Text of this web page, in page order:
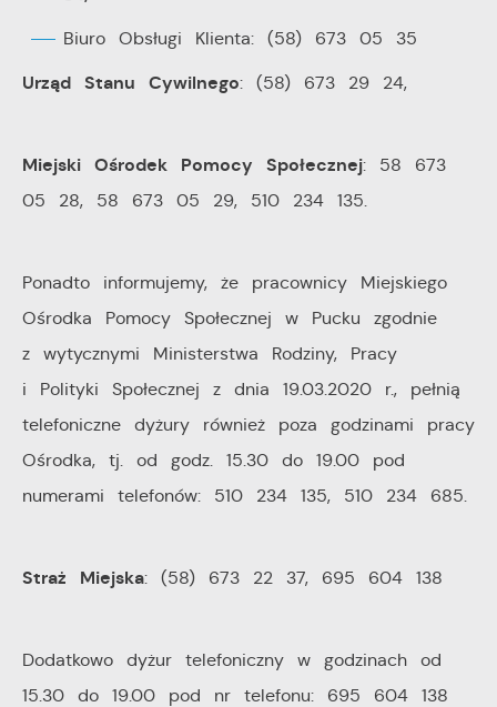
Biuro Obsługi Klienta: (58) 673 05 35
Urząd Stanu Cywilnego: (58) 673 29 24,
Miejski Ośrodek Pomocy Społecznej: 58 673
05 28, 58 673 05 29, 510 234 135.
Ponadto informujemy, że pracownicy Miejskiego
Ośrodka Pomocy Społecznej w Pucku zgodnie
z wytycznymi Ministerstwa Rodziny, Pracy
i Polityki Społecznej z dnia 19.03.2020 r., pełnią
telefoniczne dyżury również poza godzinami pracy
Ośrodka, tj. od godz. 15.30 do 19.00 pod
numerami telefonów: 510 234 135, 510 234 685.
Straż Miejska: (58) 673 22 37, 695 604 138
Dodatkowo dyżur telefoniczny w godzinach od
15.30 do 19.00 pod nr telefonu: 695 604 138
wiadomości, ofert, komunikatów mediów
społecznościowych.